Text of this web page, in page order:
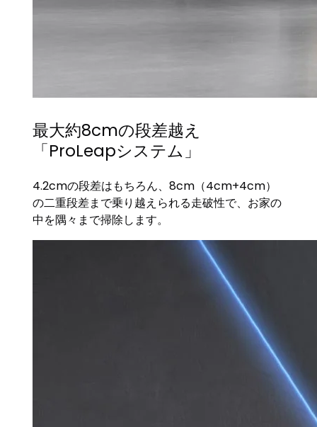
最大約8cmの段差越え
「ProLeapシステム」
4.2cmの段差はもちろん、8cm（4cm+4cm）
の二重段差まで乗り越えられる走破性で、お家の
中を隅々まで掃除します。